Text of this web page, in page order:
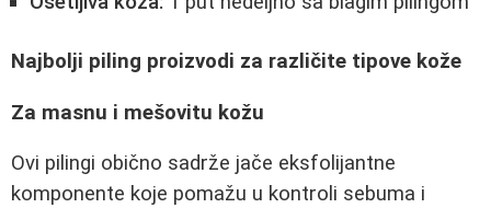
Najbolji piling proizvodi za različite tipove kože
Za masnu i mešovitu kožu
Ovi pilingi obično sadrže jače eksfolijantne
komponente koje pomažu u kontroli sebuma i